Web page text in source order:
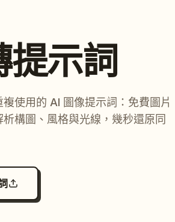
提示詞
使用的 AI 圖像提示詞：免費圖片
構圖、風格與光線，幾秒還原同